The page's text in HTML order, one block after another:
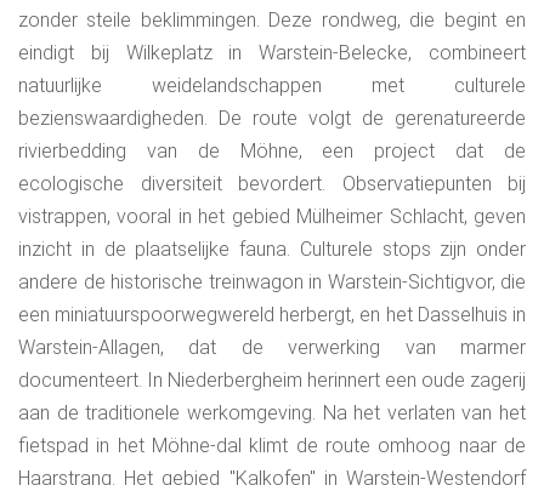
zonder steile beklimmingen. Deze rondweg, die begint en
eindigt bij Wilkeplatz in Warstein-Belecke, combineert
natuurlijke weidelandschappen met culturele
bezienswaardigheden. De route volgt de gerenatureerde
rivierbedding van de Möhne, een project dat de
ecologische diversiteit bevordert. Observatiepunten bij
vistrappen, vooral in het gebied Mülheimer Schlacht, geven
inzicht in de plaatselijke fauna. Culturele stops zijn onder
andere de historische treinwagon in Warstein-Sichtigvor, die
een miniatuurspoorwegwereld herbergt, en het Dasselhuis in
Warstein-Allagen, dat de verwerking van marmer
documenteert. In Niederbergheim herinnert een oude zagerij
aan de traditionele werkomgeving. Na het verlaten van het
fietspad in het Möhne-dal klimt de route omhoog naar de
Haarstrang. Het gebied "Kalkofen" in Warstein-Westendorf